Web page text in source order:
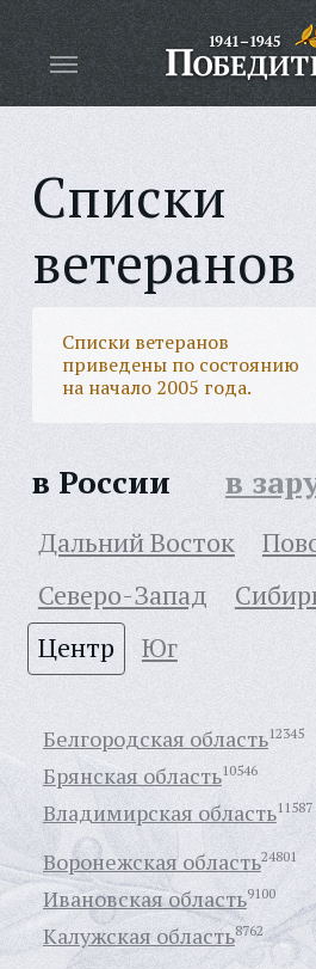
Списки
ветеранов
Списки ветеранов
приведены по состоянию
на начало 2005 года.
в России в
Дальний Восток
Северо-Запад
Центр
Юг
Белгородская область12345
Брянская область10546
Владимирская область11587
Воронежская область24801
Ивановская область9100
Калужская область8762